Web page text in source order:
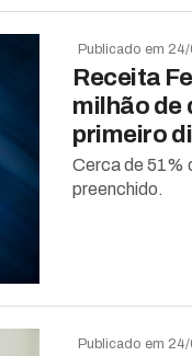
Publicado em
Receita
milhão de
primeiro
Cerca de 51%
preenchido.
Publicado em